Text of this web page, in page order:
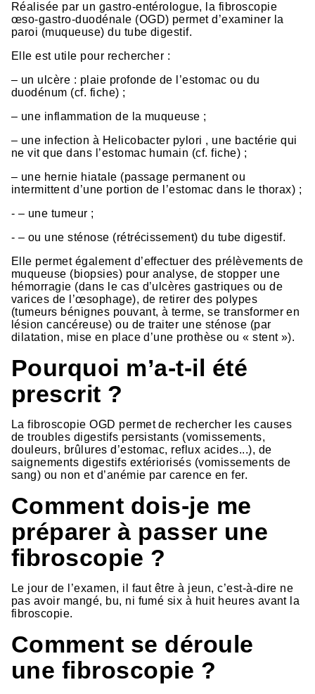
Réalisée par un gastro-entérologue, la fibroscopie
œso-gastro-duodénale (OGD) permet d’examiner la
paroi (muqueuse) du tube digestif.
Elle est utile pour rechercher :
– un ulcère : plaie profonde de l’estomac ou du
duodénum (cf. fiche) ;
– une inflammation de la muqueuse ;
– une infection à Helicobacter pylori , une bactérie qui
ne vit que dans l’estomac humain (cf. fiche) ;
– une hernie hiatale (passage permanent ou
intermittent d’une portion de l’estomac dans le thorax) ;
- – une tumeur ;
- – ou une sténose (rétrécissement) du tube digestif.
Elle permet également d’effectuer des prélèvements de
muqueuse (biopsies) pour analyse, de stopper une
hémorragie (dans le cas d’ulcères gastriques ou de
varices de l’œsophage), de retirer des polypes
(tumeurs bénignes pouvant, à terme, se transformer en
lésion cancéreuse) ou de traiter une sténose (par
dilatation, mise en place d’une prothèse ou « stent »).
Pourquoi m’a-t-il été
prescrit ?
La fibroscopie OGD permet de rechercher les causes
de troubles digestifs persistants (vomissements,
douleurs, brûlures d’estomac, reflux acides...), de
saignements digestifs extériorisés (vomissements de
sang) ou non et d’anémie par carence en fer.
Comment dois-je me
préparer à passer une
fibroscopie ?
Le jour de l’examen, il faut être à jeun, c’est-à-dire ne
pas avoir mangé, bu, ni fumé six à huit heures avant la
fibroscopie.
Comment se déroule
une fibroscopie ?